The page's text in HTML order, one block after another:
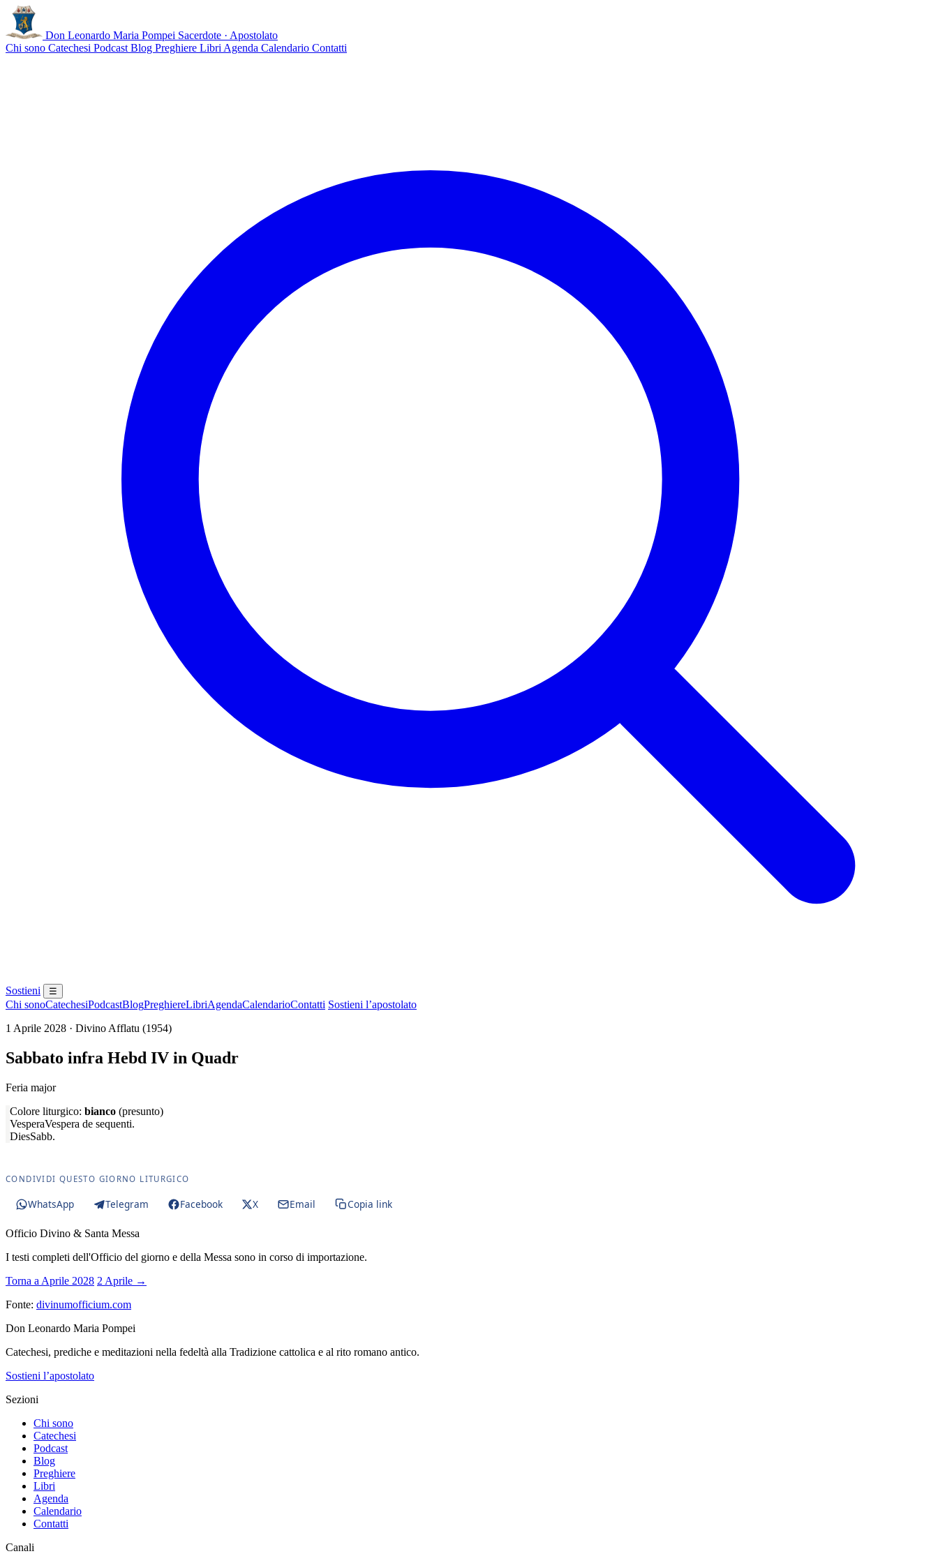
Don Leonardo Maria Pompei Sacerdote · Apostolato
Chi sono Catechesi Podcast Blog Preghiere Libri Agenda Calendario Contatti
Sostieni ☰
Chi sonoCatechesiPodcastBlogPreghiereLibriAgendaCalendarioContatti Sostieni l’apostolato
1 Aprile 2028 · Divino Afflatu (1954)
Sabbato infra Hebd IV in Quadr
Feria major
Colore liturgico: bianco (presunto)
VesperaVespera de sequenti.
DiesSabb.
CONDIVIDI QUESTO GIORNO LITURGICO
WhatsApp Telegram Facebook X Email Copia link
Officio Divino & Santa Messa
I testi completi dell'Officio del giorno e della Messa sono in corso di importazione.
Torna a Aprile 2028 2 Aprile →
Fonte: divinumofficium.com
Don Leonardo Maria Pompei
Catechesi, prediche e meditazioni nella fedeltà alla Tradizione cattolica e al rito romano antico.
Sostieni l’apostolato
Sezioni
Chi sono
Catechesi
Podcast
Blog
Preghiere
Libri
Agenda
Calendario
Contatti
Canali